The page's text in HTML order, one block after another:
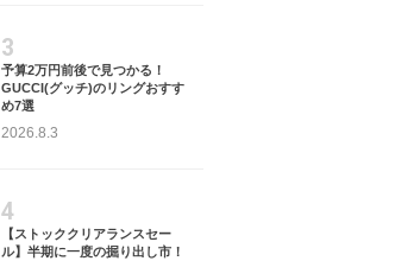
3
予算2万円前後で見つかる！
GUCCI(グッチ)のリングおすす
め7選
2026.8.3
4
【ストッククリアランスセー
ル】半期に一度の掘り出し市！